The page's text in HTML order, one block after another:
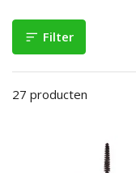
Filter
27 producten